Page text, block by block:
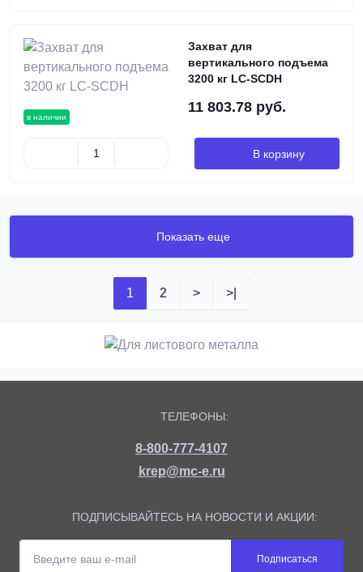
в наличии
Захват для
вертикального подъема
3200 кг LC-SCDH
11 803.78 руб.
В корзину
Показать еще
1 2 > >|
ТЕЛЕФОНЫ:
8-800-777-4107
krep@mc-e.ru
ПОДПИСЫВАЙТЕСЬ НА НОВОСТИ И АКЦИИ:
Подписаться